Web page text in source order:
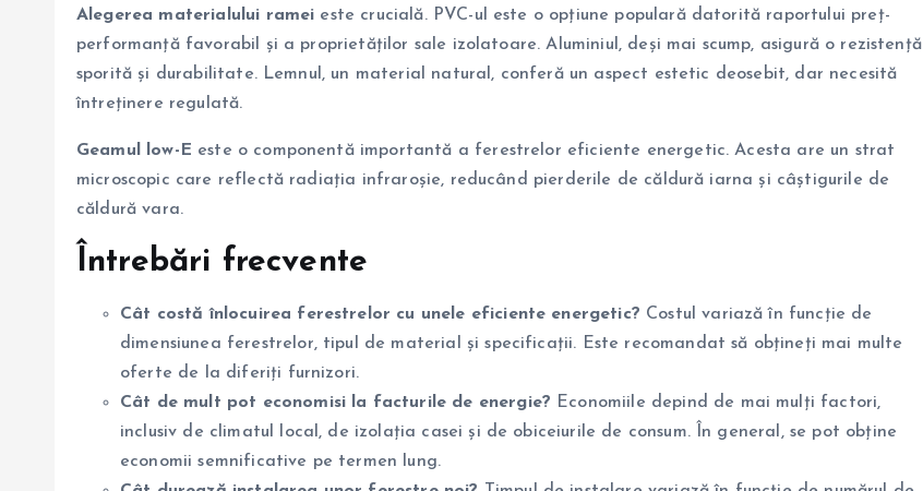
Alegerea materialului ramei este crucială. PVC-ul este o opțiune populară datorită raportului preț-
performanță favorabil și a proprietăților sale izolatoare. Aluminiul, deși mai scump, asigură o rezistență
sporită și durabilitate. Lemnul, un material natural, conferă un aspect estetic deosebit, dar necesită
întreținere regulată.
Geamul low-E este o componentă importantă a ferestrelor eficiente energetic. Acesta are un strat
microscopic care reflectă radiația infraroșie, reducând pierderile de căldură iarna și câștigurile de
căldură vara.
Întrebări frecvente
Cât costă înlocuirea ferestrelor cu unele eficiente energetic? Costul variază în funcție de
dimensiunea ferestrelor, tipul de material și specificații. Este recomandat să obțineți mai multe
oferte de la diferiți furnizori.
Cât de mult pot economisi la facturile de energie? Economiile depind de mai mulți factori,
inclusiv de climatul local, de izolația casei și de obiceiurile de consum. În general, se pot obține
economii semnificative pe termen lung.